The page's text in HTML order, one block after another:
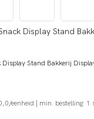
Display Stand
Stand Bakkerij
eenheid | min. bestelling: 1